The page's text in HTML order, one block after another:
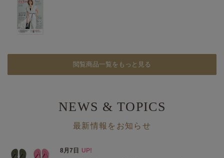
閲覧商品一覧をもっと見る
NEWS & TOPICS
最新情報をお知らせ